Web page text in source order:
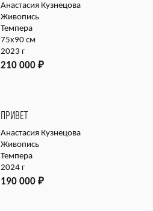
Анастасия Кузнецова
Живопись
Темпера
75х90 см
2023 г
210 000 ₽
ПРИВЕТ
Анастасия Кузнецова
Живопись
Темпера
2024 г
190 000 ₽